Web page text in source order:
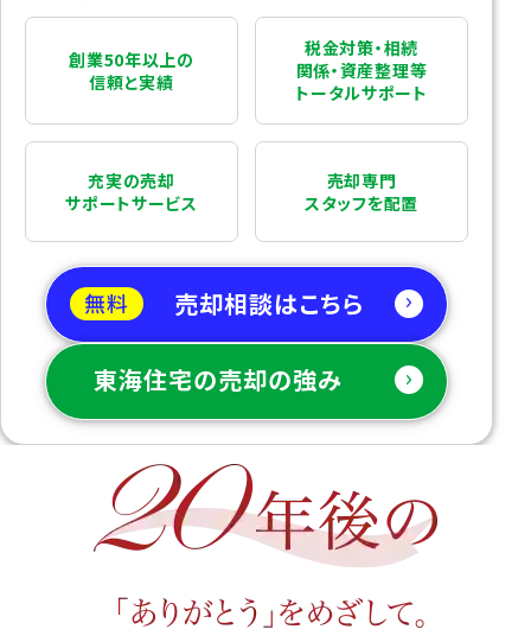
創業50年以上の
信頼と実績
税金対策・相続
関係・資産整理等
トータルサポート
充実の売却
サポートサービス
売却専門
スタッフを配置
無料 売却相談はこちら
東海住宅の売却の強み